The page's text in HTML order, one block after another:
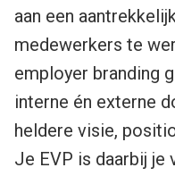
aan een
medewerkers te
employer branding
interne én externe
heldere visie,
Je EVP is daarbij je